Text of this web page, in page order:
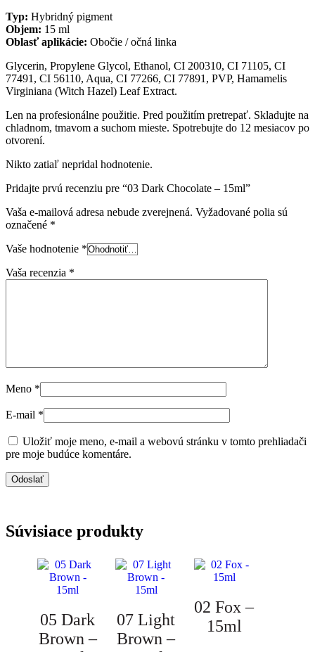
Typ: Hybridný pigment
Objem: 15 ml
Oblasť aplikácie: Obočie / očná linka
Glycerin, Propylene Glycol, Ethanol, CI 200310, CI 71105, CI
77491, CI 56110, Aqua, CI 77266, CI 77891, PVP, Hamamelis
Virginiana (Witch Hazel) Leaf Extract.
Len na profesionálne použitie. Pred použitím pretrepať. Skladujte na
chladnom, tmavom a suchom mieste. Spotrebujte do 12 mesiacov po
otvorení.
Nikto zatiaľ nepridal hodnotenie.
Pridajte prvú recenziu pre “03 Dark Chocolate – 15ml”
Vaša e-mailová adresa nebude zverejnená. Vyžadované polia sú
označené *
Vaše hodnotenie *
Vaša recenzia *
Meno *
E-mail *
Uložiť moje meno, e-mail a webovú stránku v tomto prehliadači
pre moje budúce komentáre.
Súvisiace produkty
05 Dark
Brown –
07 Light
Brown –
02 Fox –
15ml